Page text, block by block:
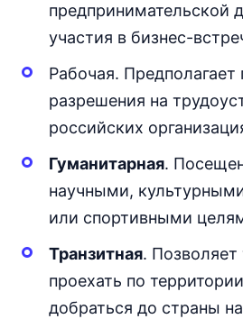
предпринимательской
участия в бизнес-
Рабочая. Предполагает
разрешения на
российских
Гуманитарная.
научными,
или спортивными
Транзитная. Позволяет
проехать по
добраться до страны